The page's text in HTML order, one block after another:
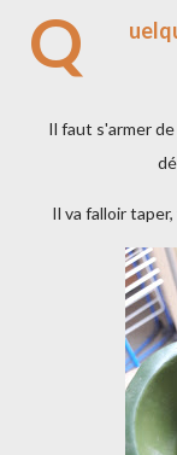
Q
Il faut s'armer
Il va falloir